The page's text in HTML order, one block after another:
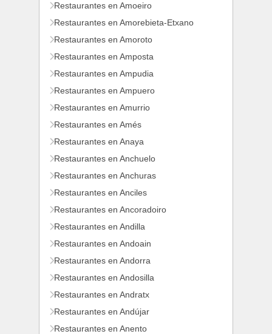
Restaurantes en Amoeiro
Restaurantes en Amorebieta-Etxano
Restaurantes en Amoroto
Restaurantes en Amposta
Restaurantes en Ampudia
Restaurantes en Ampuero
Restaurantes en Amurrio
Restaurantes en Amés
Restaurantes en Anaya
Restaurantes en Anchuelo
Restaurantes en Anchuras
Restaurantes en Anciles
Restaurantes en Ancoradoiro
Restaurantes en Andilla
Restaurantes en Andoain
Restaurantes en Andorra
Restaurantes en Andosilla
Restaurantes en Andratx
Restaurantes en Andújar
Restaurantes en Anento